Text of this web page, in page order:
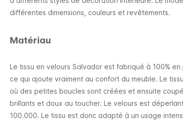
différentes dimensions, couleurs et revêtements.
Matériau
Le tissu en velours Salvador est fabriqué à 100%
ce qui ajoute vraiment au confort du meuble. Le
où des petites boucles sont créées et ensuite
brillants et doux au toucher. Le velours est
100.000. Le tissu est donc adapté à un usage